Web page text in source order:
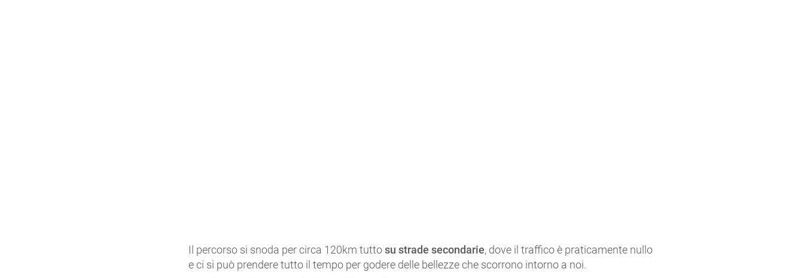
Il percorso si snoda per circa 120km tuttosu strade secondarie, dove il traffico è praticamente nullo
e ci si può prendere tutto il tempo per godere delle bellezze che scorrono intorno a noi.